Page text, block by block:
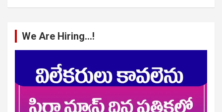
We Are Hiring…!